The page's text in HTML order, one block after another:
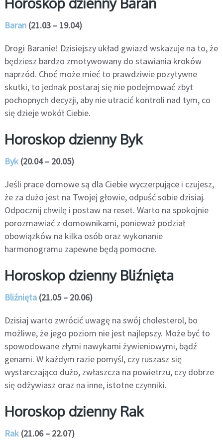
Baran(21.03 – 19.04)
Drogi Baranie! Dzisiejszy układ gwiazd wskazuje na to, że
będziesz bardzo zmotywowany do stawiania kroków
naprzód. Choć może mieć to prawdziwie pozytywne
skutki, to jednak postaraj się nie podejmować zbyt
pochopnych decyzji, aby nie utracić kontroli nad tym, co
się dzieje wokół Ciebie.
Horoskop dzienny Byk
Byk(20.04 – 20.05)
Jeśli prace domowe są dla Ciebie wyczerpujące i czujesz,
że za dużo jest na Twojej głowie, odpuść sobie dzisiaj.
Odpocznij chwilę i postaw na reset. Warto na spokojnie
porozmawiać z domownikami, ponieważ podział
obowiązków na kilka osób oraz wykonanie
harmonogramu zapewne będą pomocne.
Horoskop dzienny Bliźnięta
Bliźnięta(21.05 – 20.06)
Dzisiaj warto zwrócić uwagę na swój cholesterol, bo
możliwe, że jego poziom nie jest najlepszy. Może być to
spowodowane złymi nawykami żywieniowymi, bądź
genami. W każdym razie pomyśl, czy ruszasz się
wystarczająco dużo, zwłaszcza na powietrzu, czy dobrze
się odżywiasz oraz na inne, istotne czynniki.
Horoskop dzienny Rak
Rak(21.06 – 22.07)